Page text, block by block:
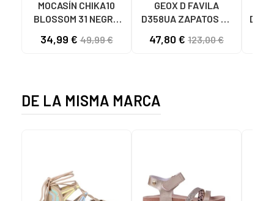
MOCASÍN CHIKA10
BLOSSOM 31 NEGRO
34,99 €49,99 €
GEOX D FAVILA
D358UA ZAPATOS DE
BLACK
47,80 € 123,00 €
DE
DE LA MISMA MARCA